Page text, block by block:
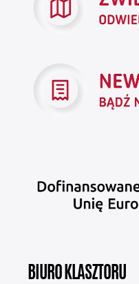
BIURO KLASZTORU